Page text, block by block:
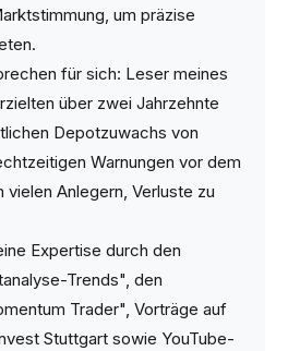
um präzise
für sich: Leser meines
über zwei Jahrzehnte
Depotzuwachs von
Warnungen vor dem
vielen Anlegern, Verluste zu
Expertise durch den
Trends", den
Trader", Vorträge auf
Stuttgart sowie YouTube-